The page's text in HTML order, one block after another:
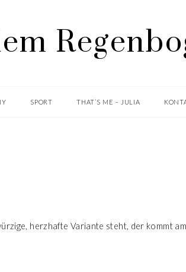
SPORT THAT’S ME – JULIA
herzhafte Variante steht, der kommt